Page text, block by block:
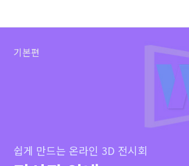
기본편
쉽게 만드는 온라인 3D 전시회